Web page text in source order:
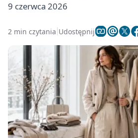
9 czerwca 2026
2 min czytania Udostępnij